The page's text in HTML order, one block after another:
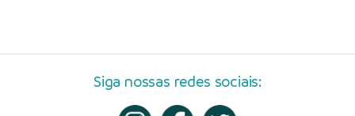
Siga nossas redes sociais: